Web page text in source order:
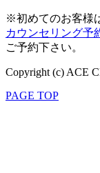
※初めてのお客様
カウンセリング予
ご予約下さい。
Copyright (c) ACE
PAGE TOP